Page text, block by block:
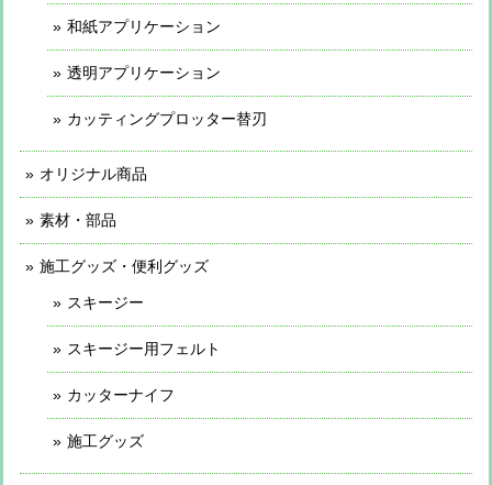
和紙アプリケーション
透明アプリケーション
カッティングプロッター替刃
オリジナル商品
素材・部品
施工グッズ・便利グッズ
スキージー
スキージー用フェルト
カッターナイフ
施工グッズ